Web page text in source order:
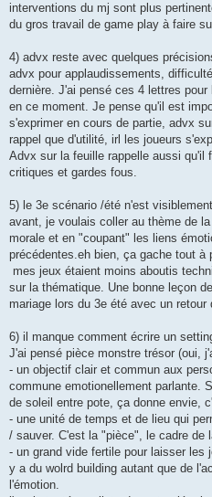
interventions du mj sont plus
du gros travail de game play à faire
4) advx reste avec quelques
advx pour applaudissements,
dernière. J'ai pensé ces 4 lettres
en ce moment. Je pense qu'il est
s'exprimer en cours de partie, advx
rappel que d'utilité, irl les joueurs
Advx sur la feuille rappelle aussi qu'il
critiques et gardes fous.
5) le 3e scénario /été n'est
avant, je voulais coller au thème de
morale et en "coupant" les liens
précédentes.eh bien, ça gache tout à
mes jeux étaient moins aboutis
sur la thématique. Une bonne leçon
mariage lors du 3e été avec un
6) il manque comment écrire un
J'ai pensé pièce monstre trésor (oui,
- un objectif clair et commun aux
commune emotionellement parlante.
de soleil entre pote, ça donne envie,
- une unité de temps et de lieu qui
/ sauver. C'est la "pièce", le cadre de
- un grand vide fertile pour laisser les
y a du wolrd building autant que de
l'émotion.